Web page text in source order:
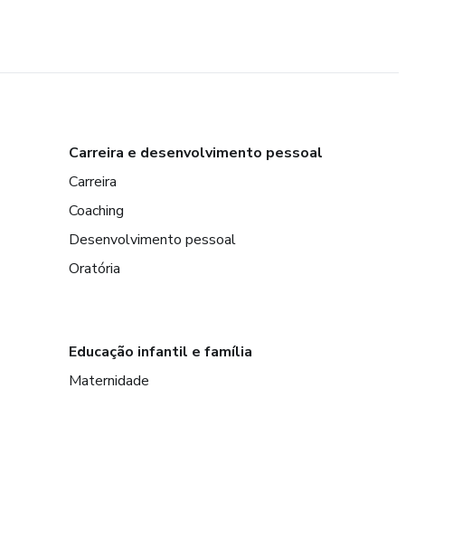
Carreira e desenvolvimento pessoal
Carreira
Coaching
Desenvolvimento pessoal
Oratória
Educação infantil e família
Maternidade